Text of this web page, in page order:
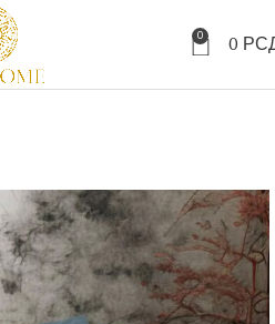
0 0